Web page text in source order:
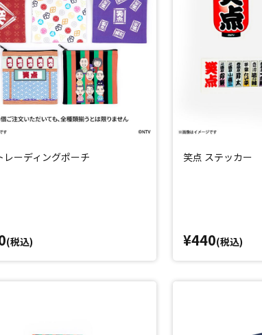
レーディングポーチ
(税込)
笑点 ステッカー
¥440(税込)